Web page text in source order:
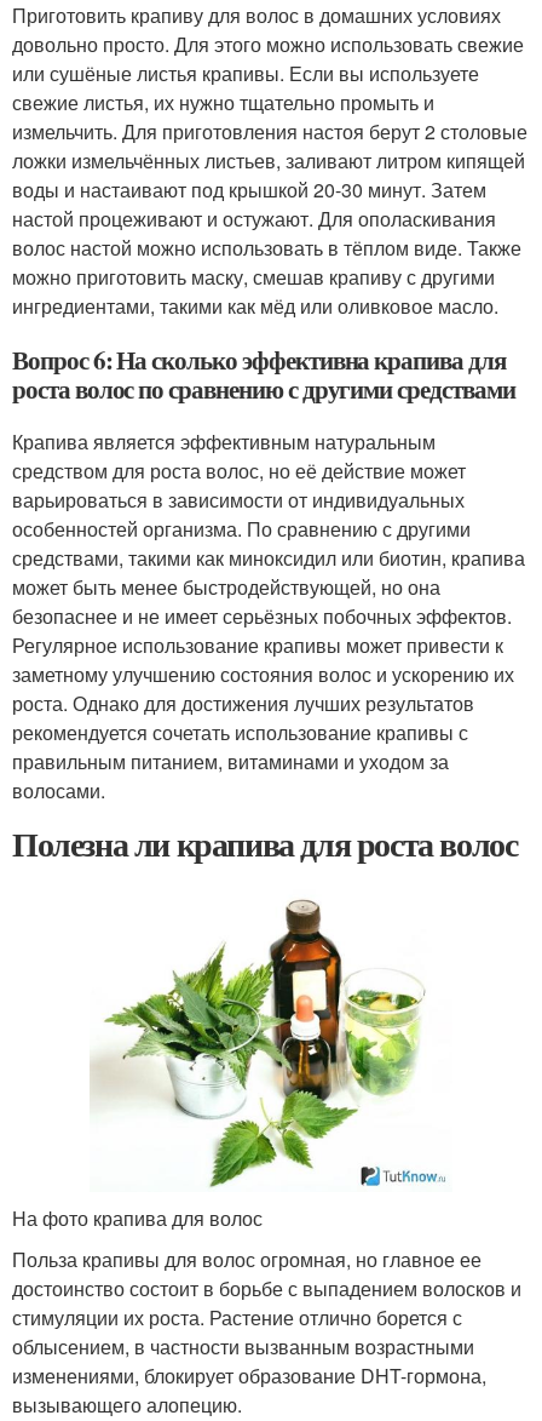
Приготовить крапиву для волос в домашних условиях
довольно просто. Для этого можно использовать свежие
или сушёные листья крапивы. Если вы используете
свежие листья, их нужно тщательно промыть и
измельчить. Для приготовления настоя берут 2 столовые
ложки измельчённых листьев, заливают литром кипящей
воды и настаивают под крышкой 20-30 минут. Затем
настой процеживают и остужают. Для ополаскивания
волос настой можно использовать в тёплом виде. Также
можно приготовить маску, смешав крапиву с другими
ингредиентами, такими как мёд или оливковое масло.
Вопрос 6: На сколько эффективна крапива для
роста волос по сравнению с другими средствами
Крапива является эффективным натуральным
средством для роста волос, но её действие может
варьироваться в зависимости от индивидуальных
особенностей организма. По сравнению с другими
средствами, такими как миноксидил или биотин, крапива
может быть менее быстродействующей, но она
безопаснее и не имеет серьёзных побочных эффектов.
Регулярное использование крапивы может привести к
заметному улучшению состояния волос и ускорению их
роста. Однако для достижения лучших результатов
рекомендуется сочетать использование крапивы с
правильным питанием, витаминами и уходом за
волосами.
Полезна ли крапива для роста волос
На фото крапива для волос
Польза крапивы для волос огромная, но главное ее
достоинство состоит в борьбе с выпадением волосков и
стимуляции их роста. Растение отлично борется с
облысением, в частности вызванным возрастными
изменениями, блокирует образование DHT-гормона,
вызывающего алопецию.